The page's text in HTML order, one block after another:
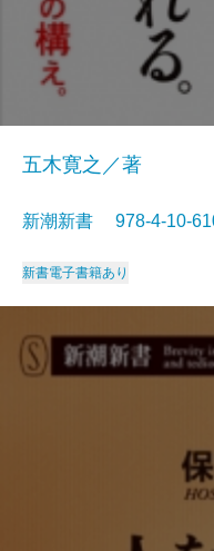
五木寛之／著
新潮新書 978-4-10-
新書電子書籍あり